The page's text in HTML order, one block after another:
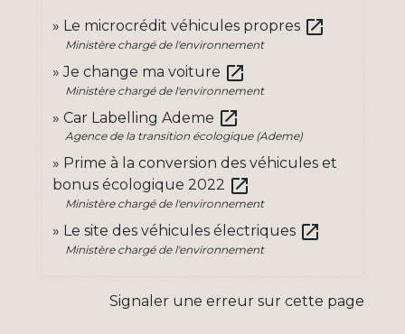
Le microcrédit véhicules propres open_in_new
Ministère chargé de l'environnement
Je change ma voiture open_in_new
Ministère chargé de l'environnement
Car Labelling Ademe open_in_new
Agence de la transition écologique (Ademe)
Prime à la conversion des véhicules et
bonus écologique 2022 open_in_new
Ministère chargé de l'environnement
Le site des véhicules électriques open_in_new
Ministère chargé de l'environnement
Signaler une erreur sur cette page